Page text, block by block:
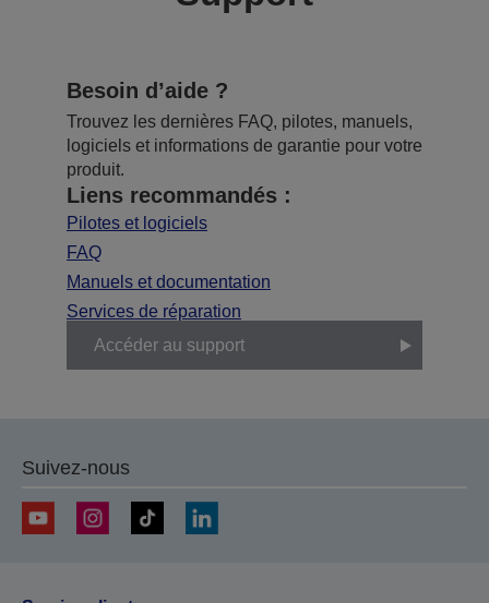
Besoin d’aide ?
Trouvez les dernières FAQ, pilotes, manuels,
logiciels et informations de garantie pour votre
produit.
Liens recommandés :
Pilotes et logiciels
FAQ
Manuels et documentation
Services de réparation
Accéder au support
Suivez-nous